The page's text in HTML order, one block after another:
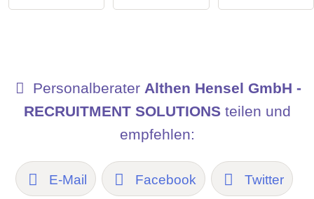
Personalberater Althen Hensel GmbH -
RECRUITMENT SOLUTIONSteilen und
empfehlen:
E-Mail Facebook Twitter